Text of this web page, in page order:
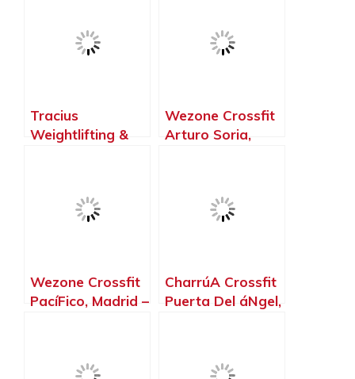
Tracius
Weightlifting &
Wezone Crossfit
Arturo Soria,
Wezone Crossfit
PacíFico, Madrid –
CharrúA Crossfit
Puerta Del áNgel,